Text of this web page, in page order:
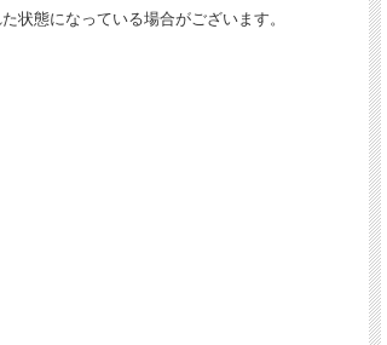
状態になっている場合がございます。